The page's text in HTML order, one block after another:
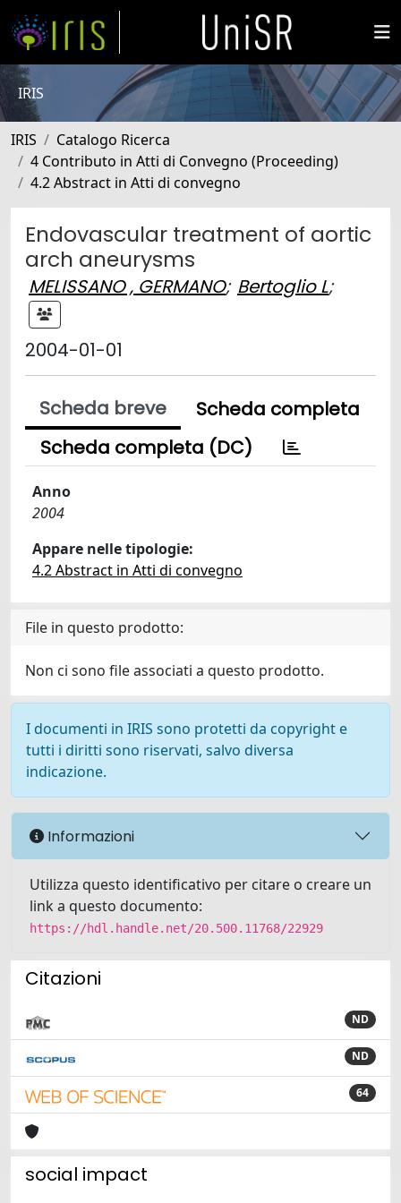
IRIS
IRIS
Catalogo Ricerca
4 Contributo in Atti di Convegno (Proceeding)
4.2 Abstract in Atti di convegno
Endovascular treatment of aortic
arch aneurysms
MELISSANO , GERMANO; Bertoglio L;
2004-01-01
Scheda breve
Scheda completa
Scheda completa (DC)
Anno
2004
Appare nelle tipologie:
4.2 Abstract in Atti di convegno
File in questo prodotto:
Non ci sono file associati a questo prodotto.
I documenti in IRIS sono protetti da copyright e
tutti i diritti sono riservati, salvo diversa
indicazione.
Informazioni
Utilizza questo identificativo per citare o creare un
link a questo documento:
https://hdl.handle.net/20.500.11768/22929
Citazioni
ND
ND
64
social impact